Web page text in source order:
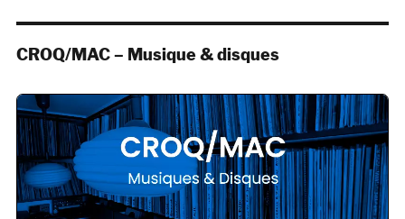
CROQ/MAC – Musique & disques